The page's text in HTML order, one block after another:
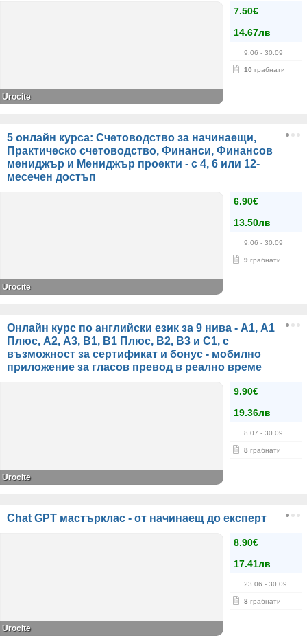
7.50€
14.67лв
9.06 - 30.09
10 грабнати
Urocite
5 онлайн курса: Счетоводство за начинаещи,
Практическо счетоводство, Финанси, Финансов
мениджър и Мениджър проекти - с 4, 6 или 12-
месечен достъп
6.90€
13.50лв
9.06 - 30.09
9 грабнати
Urocite
Онлайн курс по английски език за 9 нива - А1, A1
Плюс, А2, А3, В1, В1 Плюс, В2, В3 и С1, с
възможност за сертификат и бонус - мобилно
приложение за гласов превод в реално време
9.90€
19.36лв
8.07 - 30.09
8 грабнати
Urocite
Chat GPT мастърклас - от начинаещ до експерт
8.90€
17.41лв
23.06 - 30.09
8 грабнати
Urocite